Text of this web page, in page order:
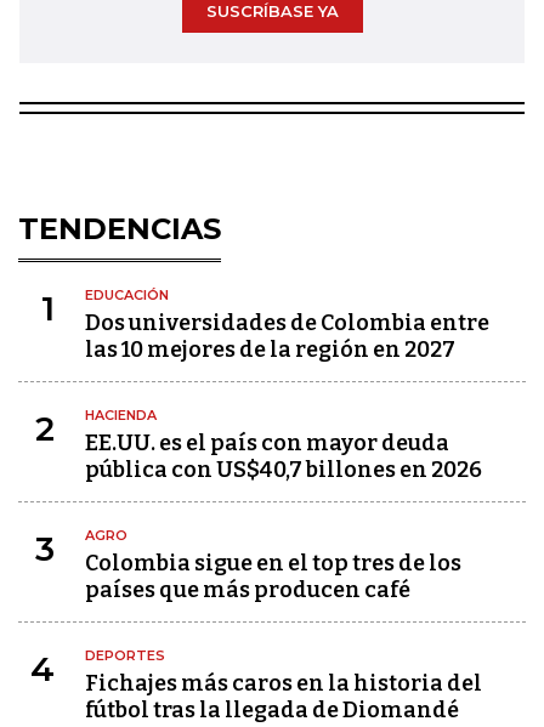
SUSCRÍBASE YA
TENDENCIAS
1 EDUCACIÓN
Dos universidades de Colombia entre
las 10 mejores de la región en 2027
2 HACIENDA
EE.UU. es el país con mayor deuda
pública con US$40,7 billones en 2026
3 AGRO
Colombia sigue en el top tres de los
países que más producen café
4 DEPORTES
Fichajes más caros en la historia del
fútbol tras la llegada de Diomandé